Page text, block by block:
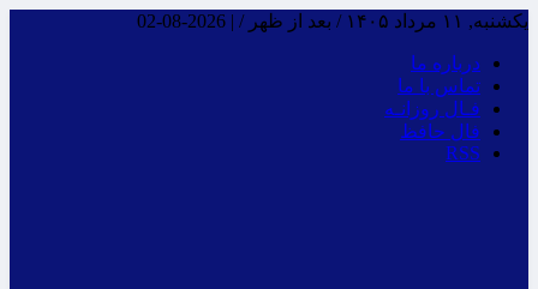
یکشنبه, ۱۱ مرداد ۱۴۰۵ / بعد از ظهر / |
2026-08-02
درباره ما
تماس با ما
فـال روزانـه
فال حافظ
RSS